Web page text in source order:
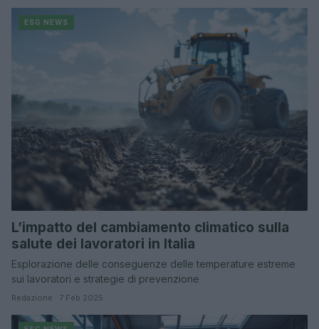
ESG NEWS
L’impatto del cambiamento climatico sulla
salute dei lavoratori in Italia
Esplorazione delle conseguenze delle temperature estreme
sui lavoratori e strategie di prevenzione
Redazione · 7 Feb 2025